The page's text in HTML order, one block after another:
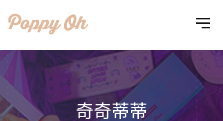
奇奇蒂蒂